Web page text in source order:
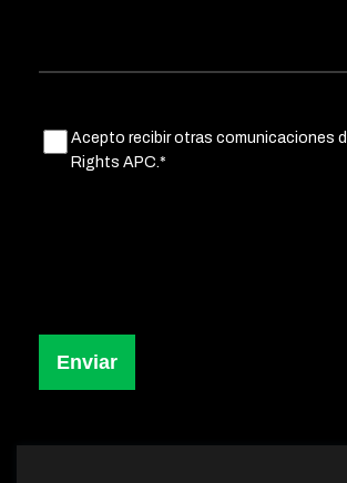
Untitled(Obligatorio)
Acepto recibir otras comunicaciones
Rights APC.*